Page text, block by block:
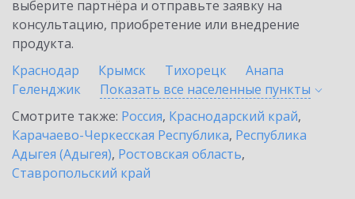
выберите партнёра и отправьте заявку на
консультацию, приобретение или внедрение
продукта.
Краснодар
Крымск Тихорецк
Анапа
Геленджик
Показать все населенные пункты
Смотрите также: Россия, Краснодарский край,
Карачаево-Черкесская Республика, Республика
Адыгея (Адыгея), Ростовская область,
Ставропольский край